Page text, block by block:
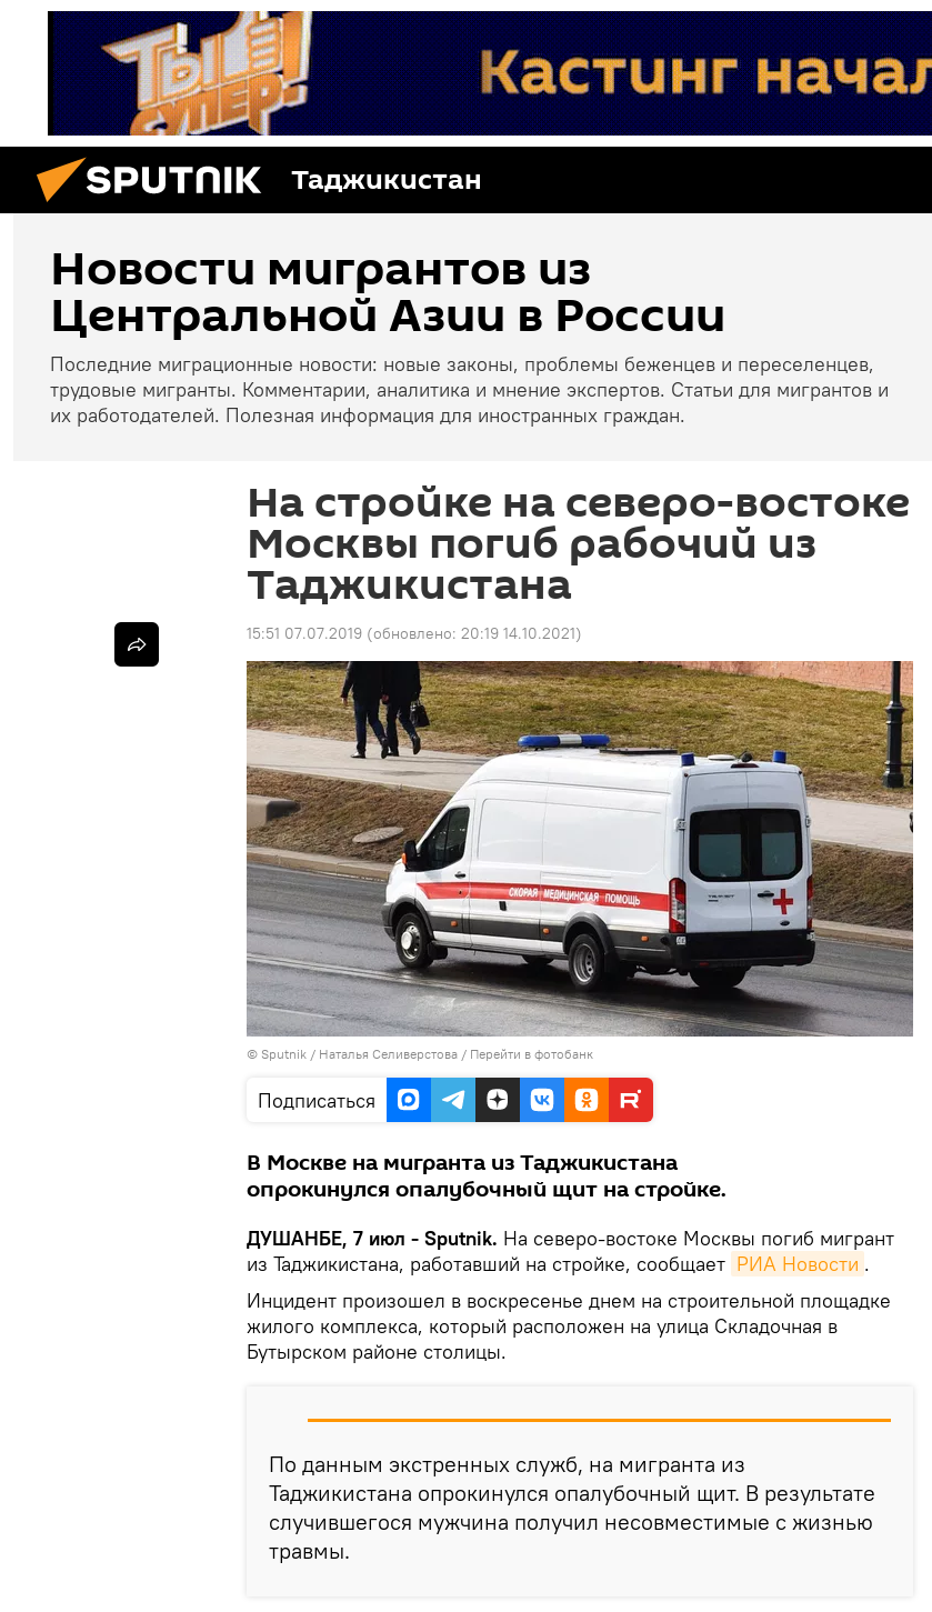
Таджикистан
Новости мигрантов из
Центральной Азии в России
Последние миграционные новости: новые законы, проблемы беженцев и переселенцев,
трудовые мигранты. Комментарии, аналитика и мнение экспертов. Статьи для мигрантов и
их работодателей. Полезная информация для иностранных граждан.
На стройке на северо-востоке
Москвы погиб рабочий из
Таджикистана
15:51 07.07.2019 (обновлено: 20:19 14.10.2021)
© Sputnik / Наталья Селиверстова / Перейти в фотобанк
Подписаться
В Москве на мигранта из Таджикистана
опрокинулся опалубочный щит на стройке.
ДУШАНБЕ, 7 июл - Sputnik. На северо-востоке Москвы погиб мигрант
из Таджикистана, работавший на стройке, сообщает РИА Новости .
Инцидент произошел в воскресенье днем на строительной площадке
жилого комплекса, который расположен на улица Складочная в
Бутырском районе столицы.
По данным экстренных служб, на мигранта из
Таджикистана опрокинулся опалубочный щит. В результате
случившегося мужчина получил несовместимые с жизнью
травмы.